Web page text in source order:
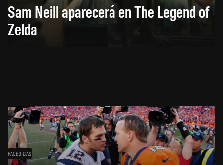
Sam Neill aparecerá en The Legend of
Zelda
HACE 3 DÍAS